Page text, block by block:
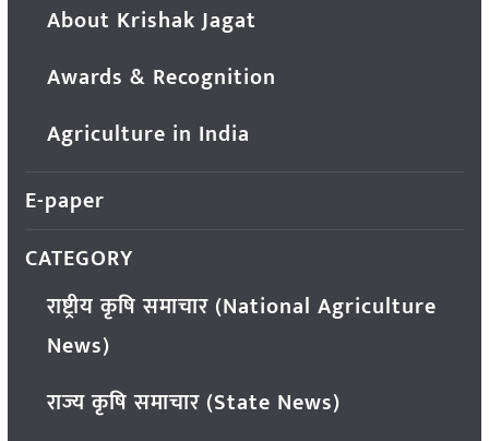
About Krishak Jagat
Awards & Recognition
Agriculture in India
E-paper
CATEGORY
राष्ट्रीय कृषि समाचार (National Agriculture
News)
राज्य कृषि समाचार (State News)